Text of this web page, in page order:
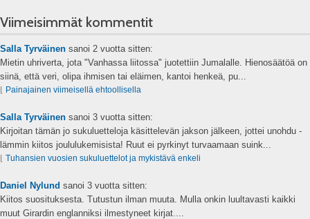
Viimeisimmät kommentit
Salla Tyrväinen sanoi 2 vuotta sitten:
Mietin uhriverta, jota "Vanhassa liitossa" juotettiin Jumalalle. Hienosäätöä on
siinä, että veri, olipa ihmisen tai eläimen, kantoi henkeä, pu...
Painajainen viimeisellä ehtoollisella
Salla Tyrväinen sanoi 3 vuotta sitten:
Kirjoitan tämän jo sukuluetteloja käsittelevän jakson jälkeen, jottei unohdu -
lämmin kiitos joululukemisista! Ruut ei pyrkinyt turvaamaan suink...
Tuhansien vuosien sukuluettelot ja mykistävä enkeli
Daniel Nylund sanoi 3 vuotta sitten:
Kiitos suosituksesta. Tutustun ilman muuta. Mulla onkin luultavasti kaikki
muut Girardin englanniksi ilmestyneet kirjat....